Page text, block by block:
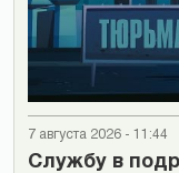
7 августа 2026 - 11:44
Cлужбу в